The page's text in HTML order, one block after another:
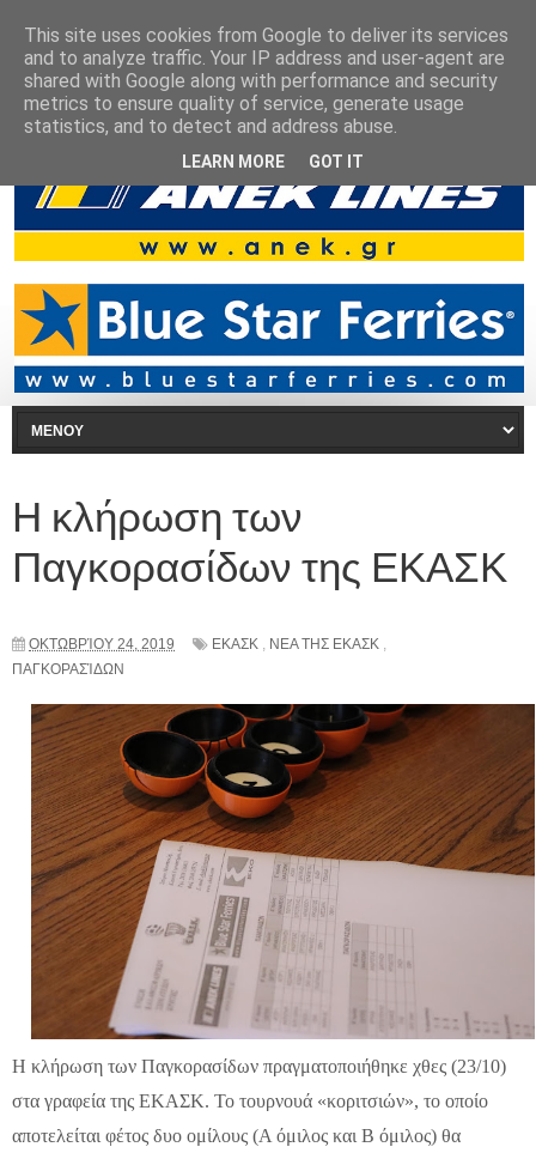
Η κλήρωση των
Παγκορασίδων της ΕΚΑΣΚ
ΟΚΤΩΒΡΊΟΥ 24, 2019 ΕΚΑΣΚ , ΝΕΑ ΤΗΣ ΕΚΑΣΚ ,
ΠΑΓΚΟΡΑΣΊΔΩΝ
Η κλήρωση των Παγκορασίδων πραγματοποιήθηκε χθες (23/10)
στα γραφεία της ΕΚΑΣΚ. Το τουρνουά «κοριτσιών», το οποίο
αποτελείται φέτος δυο ομίλους (Α όμιλος και Β όμιλος) θα
This site uses cookies from Google to deliver its services
and to analyze traffic. Your IP address and user-agent are
shared with Google along with performance and security
metrics to ensure quality of service, generate usage
statistics, and to detect and address abuse.
LEARN MORE GOT IT